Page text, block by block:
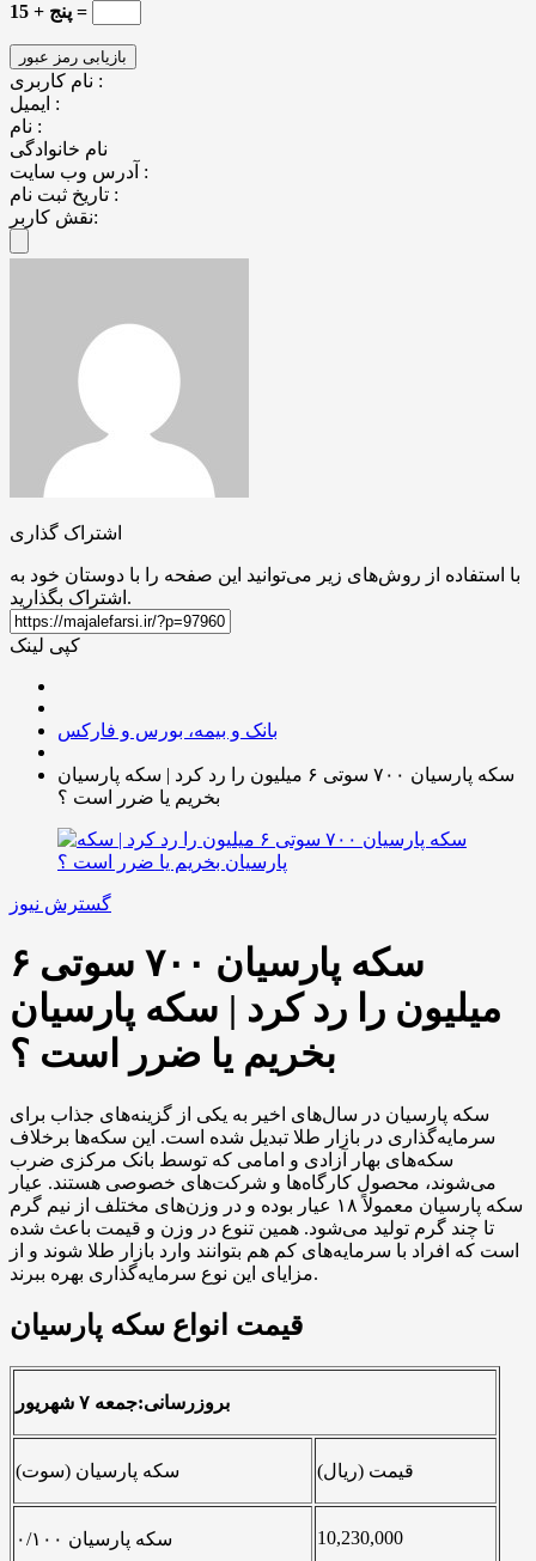
پنج + 15 =
نام کاربری :
ایمیل :
نام :
نام خانوادگی
آدرس وب سایت :
تاریخ ثبت نام :
نقش کاربر:
اشتراک گذاری
با استفاده از روش‌های زیر می‌توانید این صفحه را با دوستان خود به
اشتراک بگذارید.
کپی لینک
بانک و بیمه، بورس و فارکس
سکه پارسیان ۷۰۰ سوتی ۶ میلیون را رد کرد | سکه پارسیان
بخریم یا ضرر است ؟
گسترش نیوز
سکه پارسیان ۷۰۰ سوتی ۶
میلیون را رد کرد | سکه پارسیان
بخریم یا ضرر است ؟
سکه پارسیان در سال‌های اخیر به یکی از گزینه‌های جذاب برای
سرمایه‌گذاری در بازار طلا تبدیل شده است. این سکه‌ها برخلاف
سکه‌های بهار آزادی و امامی که توسط بانک مرکزی ضرب
می‌شوند، محصول کارگاه‌ها و شرکت‌های خصوصی هستند. عیار
سکه پارسیان معمولاً ۱۸ عیار بوده و در وزن‌های مختلف از نیم گرم
تا چند گرم تولید می‌شود. همین تنوع در وزن و قیمت باعث شده
است که افراد با سرمایه‌های کم هم بتوانند وارد بازار طلا شوند و از
مزایای این نوع سرمایه‌گذاری بهره ببرند.
بروزرسانی:جمعه ۷ شهریور
سکه پارسیان (سوت) قیمت (ریال)
سکه پارسیان ۰/۱۰۰ 10,230,000